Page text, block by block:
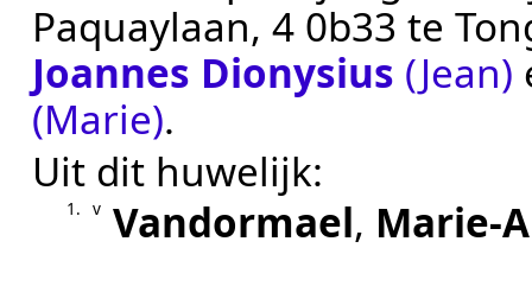
Paquaylaan, 4 0b33 te
Joannes Dionysius (Jean)
(Marie).
Uit dit huwelijk:
1. v Vandormael,